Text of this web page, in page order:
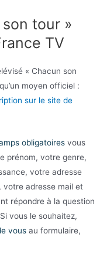
tour »
TV
« Chacun son
moyen officiel :
sur le site de
obligatoires vous
prénom, votre genre,
votre adresse
votre adresse mail et
répondre à la question
vous le souhaitez,
vous au formulaire,